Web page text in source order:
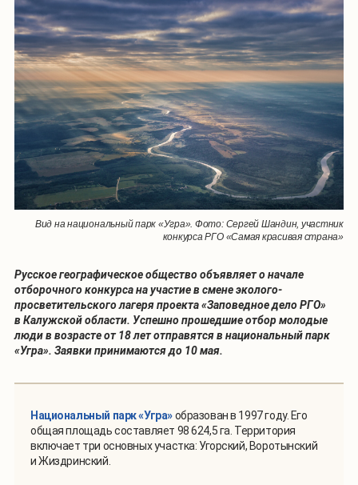
Вид на национальный парк «Угра». Фото: Сергей Шандин, участник
конкурса РГО «Самая красивая страна»
Русское географическое общество объявляет о начале
отборочного конкурса на участие в смене эколого-
просветительского лагеря проекта «Заповедное дело РГО»
в Калужской области. Успешно прошедшие отбор молодые
люди в возрасте от 18 лет отправятся в национальный парк
«Угра». Заявки принимаются до 10 мая.
Национальный парк «Угра»образован в 1997 году. Его
общая площадь составляет 98 624,5 га. Территория
включает три основных участка: Угорский, Воротынский
и Жиздринский.